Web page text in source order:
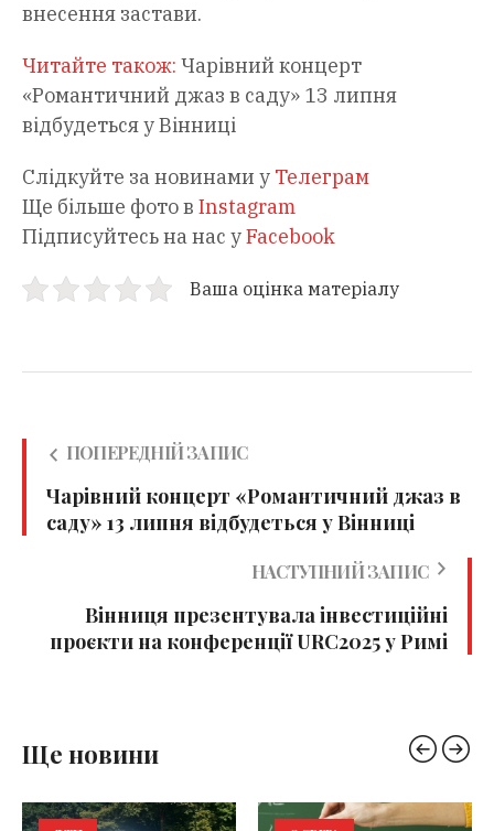
внесення застави.
Читайте також: Чарівний концерт
«Романтичний джаз в саду» 13 липня
відбудеться у Вінниці
Слідкуйте за новинами у Телеграм
Ще більше фото в Instagram
Підписуйтесь на нас уFacebook
Ваша оцінка матеріалу
ПОПЕРЕДНІЙ ЗАПИС
Чарівний концерт «Романтичний джаз в
саду» 13 липня відбудеться у Вінниці
НАСТУПНИЙ ЗАПИС
Вінниця презентувала інвестиційні
проєкти на конференції URC2025 у Римі
Ще новини